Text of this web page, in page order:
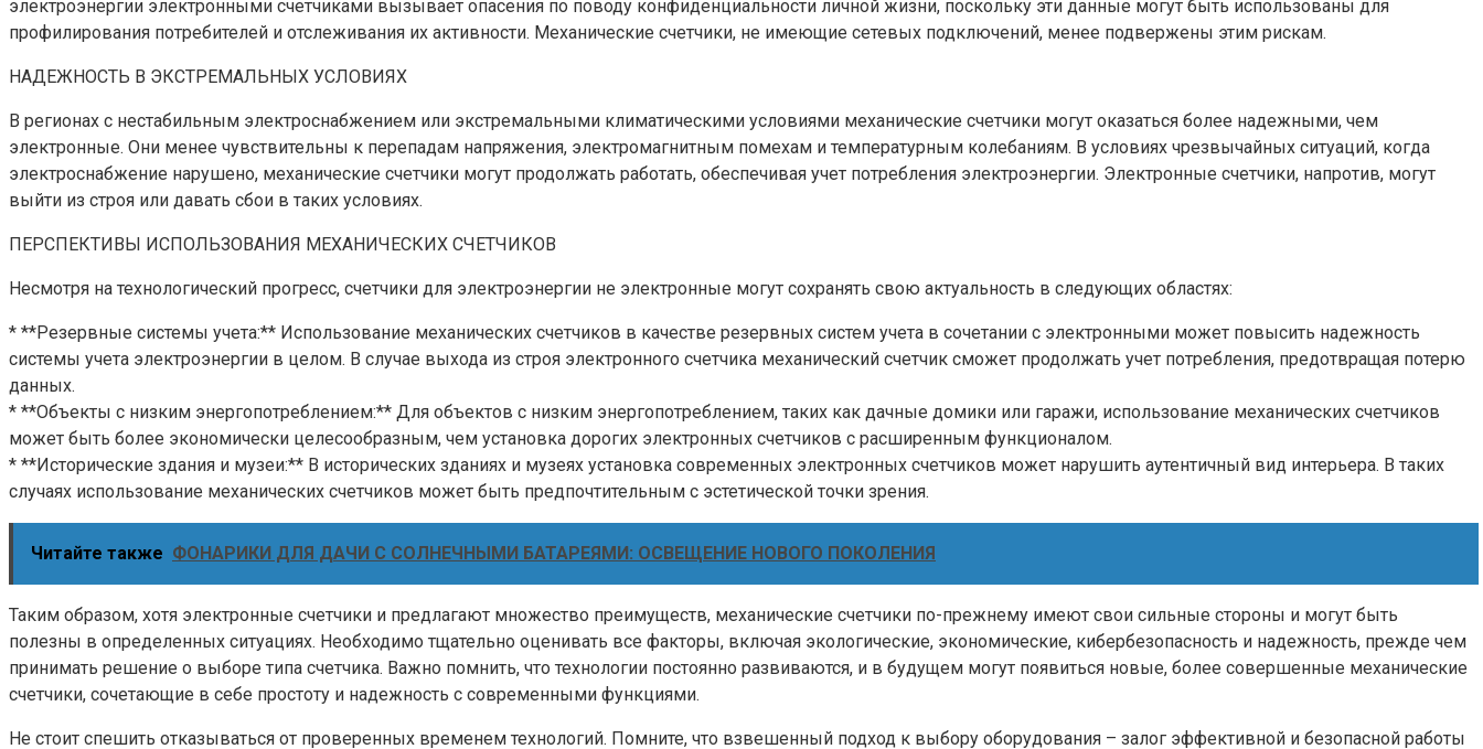
электроэнергии электронными счетчиками вызывает опасения по поводу конфиденциальности личной жизни, поскольку эти данные могут быть использованы для
профилирования потребителей и отслеживания их активности. Механические счетчики, не имеющие сетевых подключений, менее подвержены этим рискам.
НАДЕЖНОСТЬ В ЭКСТРЕМАЛЬНЫХ УСЛОВИЯХ
В регионах с нестабильным электроснабжением или экстремальными климатическими условиями механические счетчики могут оказаться более надежными, чем
электронные. Они менее чувствительны к перепадам напряжения, электромагнитным помехам и температурным колебаниям. В условиях чрезвычайных ситуаций, когда
электроснабжение нарушено, механические счетчики могут продолжать работать, обеспечивая учет потребления электроэнергии. Электронные счетчики, напротив, могут
выйти из строя или давать сбои в таких условиях.
ПЕРСПЕКТИВЫ ИСПОЛЬЗОВАНИЯ МЕХАНИЧЕСКИХ СЧЕТЧИКОВ
Несмотря на технологический прогресс, счетчики для электроэнергии не электронные могут сохранять свою актуальность в следующих областях:
* **Резервные системы учета:** Использование механических счетчиков в качестве резервных систем учета в сочетании с электронными может повысить надежность
системы учета электроэнергии в целом. В случае выхода из строя электронного счетчика механический счетчик сможет продолжать учет потребления, предотвращая потерю
данных.
* **Объекты с низким энергопотреблением:** Для объектов с низким энергопотреблением, таких как дачные домики или гаражи, использование механических счетчиков
может быть более экономически целесообразным, чем установка дорогих электронных счетчиков с расширенным функционалом.
* **Исторические здания и музеи:** В исторических зданиях и музеях установка современных электронных счетчиков может нарушить аутентичный вид интерьера. В таких
случаях использование механических счетчиков может быть предпочтительным с эстетической точки зрения.
Читайте также ФОНАРИКИ ДЛЯ ДАЧИ С СОЛНЕЧНЫМИ БАТАРЕЯМИ: ОСВЕЩЕНИЕ НОВОГО ПОКОЛЕНИЯ
Таким образом, хотя электронные счетчики и предлагают множество преимуществ, механические счетчики по-прежнему имеют свои сильные стороны и могут быть
полезны в определенных ситуациях. Необходимо тщательно оценивать все факторы, включая экологические, экономические, кибербезопасность и надежность, прежде чем
принимать решение о выборе типа счетчика. Важно помнить, что технологии постоянно развиваются, и в будущем могут появиться новые, более совершенные механические
счетчики, сочетающие в себе простоту и надежность с современными функциями.
Не стоит спешить отказываться от проверенных временем технологий. Помните, что взвешенный подход к выбору оборудования – залог эффективной и безопасной работы